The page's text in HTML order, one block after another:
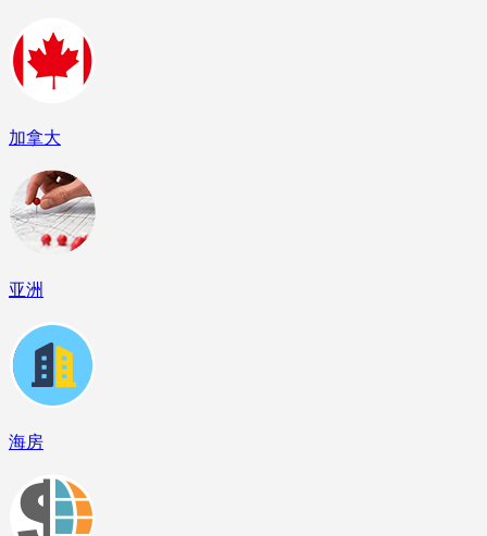
加拿大
亚洲
海房